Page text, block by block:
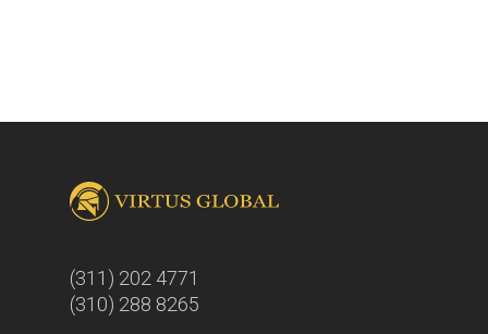
(311) 202 4771
(310) 288 8265